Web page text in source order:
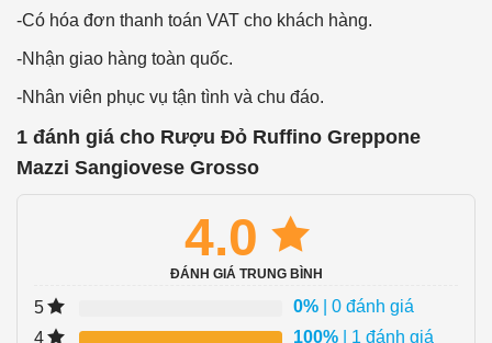
-Có hóa đơn thanh toán VAT cho khách hàng.
-Nhận giao hàng toàn quốc.
-Nhân viên phục vụ tận tình và chu đáo.
1 đánh giá cho Rượu Đỏ Ruffino Greppone
Mazzi Sangiovese Grosso
4.0
ĐÁNH GIÁ TRUNG BÌNH
5 0% | 0 đánh giá
4
100% | 1 đánh giá